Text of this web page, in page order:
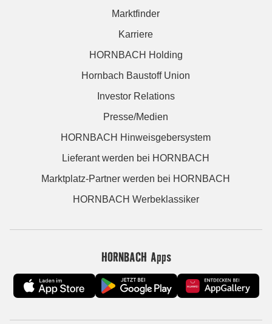
Marktfinder
Karriere
HORNBACH Holding
Hornbach Baustoff Union
Investor Relations
Presse/Medien
HORNBACH Hinweisgebersystem
Lieferant werden bei HORNBACH
Marktplatz-Partner werden bei HORNBACH
HORNBACH Werbeklassiker
HORNBACH Apps